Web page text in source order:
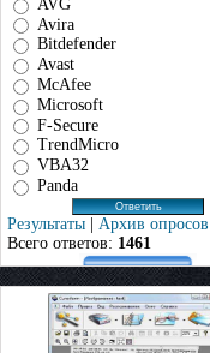
AVG
Avira
Bitdefender
Avast
McAfee
Microsoft
F-Secure
TrendMicro
VBA32
Panda
Результаты | Архив опросов
Всего ответов: 1461